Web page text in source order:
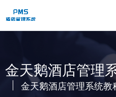
金天鹅酒店管理
金天鹅酒店管理系统教